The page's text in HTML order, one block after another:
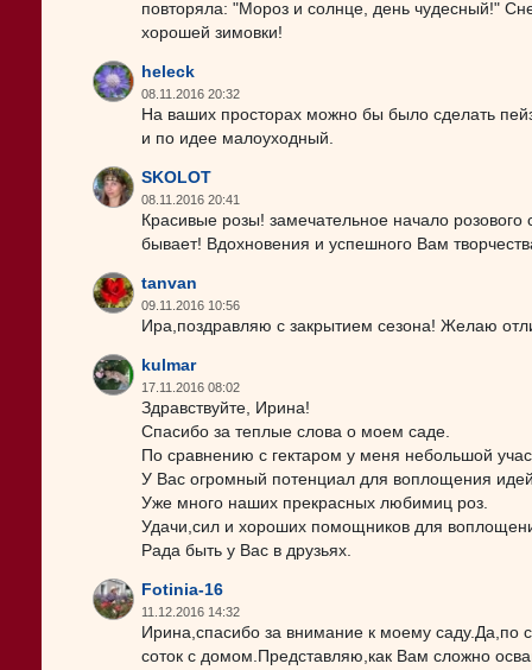
повторяла: "Мороз и солнце, день чудесный!"
хорошей зимовки!
heleck
08.11.2016 20:32
На ваших просторах можно бы было сделать
и по идее малоуходный.
SKOLOT
08.11.2016 20:41
Красивые розы! замечательное начало
бывает! Вдохновения и успешного Вам
tanvan
09.11.2016 10:56
Ира,поздравляю с закрытием сезона! Желаю
kulmar
17.11.2016 08:02
Здравствуйте, Ирина!
Спасибо за теплые слова о моем саде.
По сравнению с гектаром у меня небольшой
У Вас огромный потенциал для воплощения
Уже много наших прекрасных любимиц роз.
Удачи,сил и хороших помощников для
Рада быть у Вас в друзьях.
Fotinia-16
11.12.2016 14:32
Ирина,спасибо за внимание к моему саду.Да,по
соток с домом.Представляю,как Вам сложно